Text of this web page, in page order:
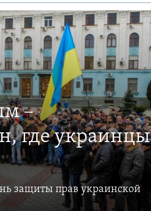
–
где украинцы
защиты прав украинской